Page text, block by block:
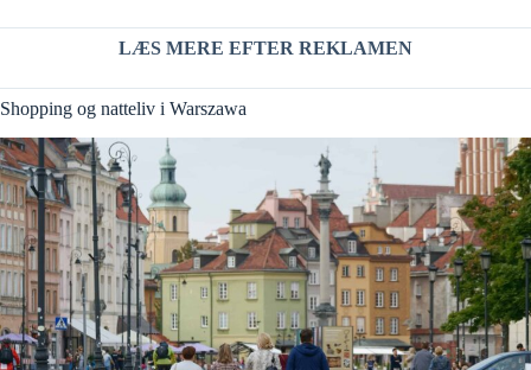
LÆS MERE EFTER REKLAMEN
Shopping og natteliv i Warszawa